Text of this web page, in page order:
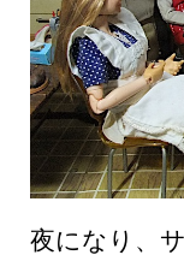
夜になり、